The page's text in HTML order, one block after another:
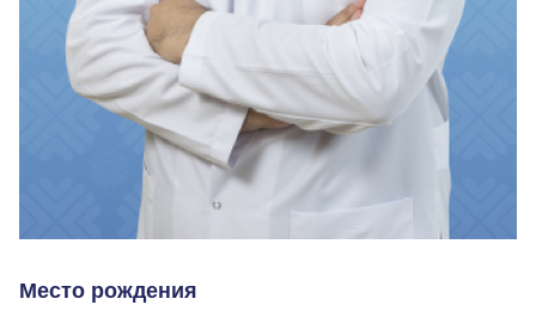
Место рождения